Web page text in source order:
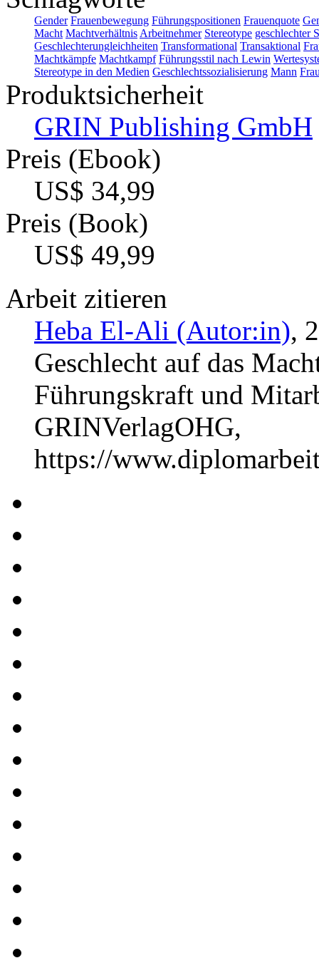
Gender Frauenbewegung Führungspositionen Frauenquote
Macht Machtverhältnis Arbeitnehmer Stereotype geschlechter
Geschlechterungleichheiten Transformational Transaktional
Machtkämpfe Machtkampf Führungsstil nach Lewin
Stereotype in den Medien Geschlechtssozialisierung Mann
Produktsicherheit
GRIN Publishing GmbH
Preis (Ebook)
US$ 34,99
Preis (Book)
US$ 49,99
Arbeit zitieren
Heba El-Ali (Autor:in),
Geschlecht auf das
Führungskraft und
GRINVerlagOHG,
https://